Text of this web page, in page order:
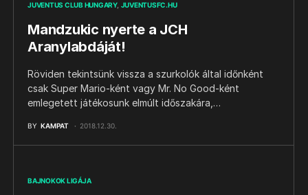
JUVENTUS CLUB HUNGARY JUVENTUSFC.HU
Mandzukic nyerte a JCH
Aranylabdáját!
Röviden tekintsünk vissza a szurkolók által időnként
csak Super Mario-ként vagy Mr. No Good-ként
emlegetett játékosunk elmúlt időszakára,…
BY KAMPAT 2018.12.30.
BAJNOKOK LIGÁJA